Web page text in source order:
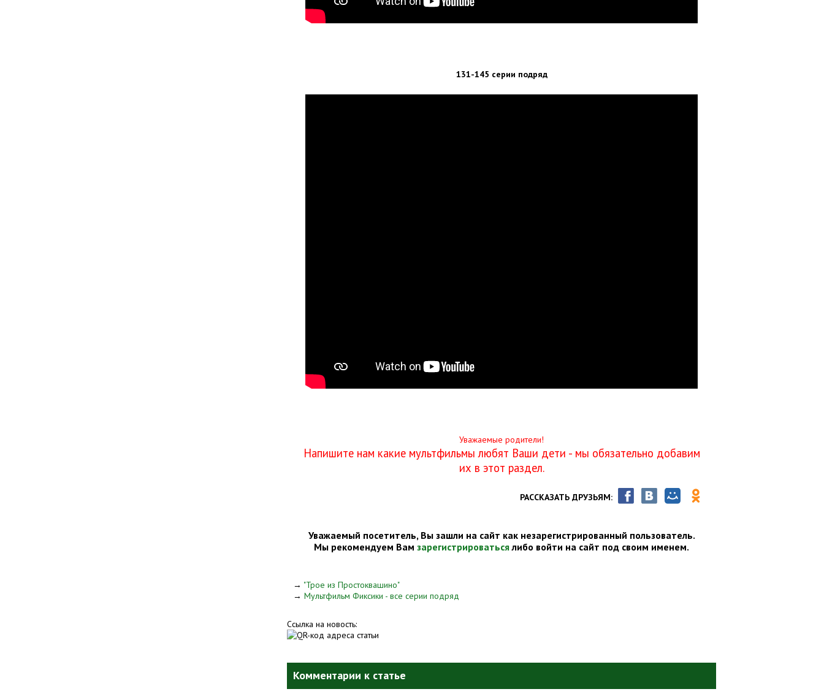
131-145 серии подряд
Уважаемые родители!
Напишите нам какие мультфильмы любят Ваши дети - мы обязательно добавим
их в этот раздел.
РАССКАЗАТЬ ДРУЗЬЯМ:
Уважаемый посетитель, Вы зашли на сайт как незарегистрированный пользователь.
Мы рекомендуем Вам зарегистрироватьсялибо войти на сайт под своим именем.
→ "Трое из Простоквашино"
→ Мультфильм Фиксики - все серии подряд
Ссылка на новость:
Комментарии к статье